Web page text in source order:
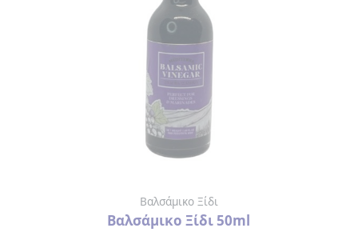
Βαλσάμικο Ξίδι
Βαλσάμικο Ξίδι 50ml